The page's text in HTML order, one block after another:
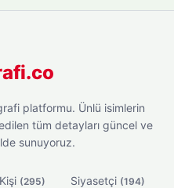
platformu. Ünlü isimlerin
tüm detayları güncel ve
sunuyoruz.
(295) Siyasetçi (194)